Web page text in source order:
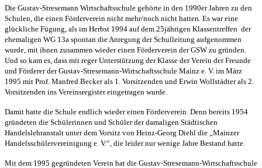
Die Gustav-Stresemann Wirtschaftsschule gehörte in den 1990er Jahren zu den
Schulen, die einen Förderverein nicht mehr/noch nicht hatten. Es war eine
glückliche Fügung, als im Herbst 1994 auf dem 25jährigen Klassentreffen der
ehemaligen WG 13a spontan die Anregung der Schulleitung aufgenommen
wurde, mit ihnen zusammen wieder einen Förderverein der GSW zu gründen.
Und so kam es, dass mit reger Unterstützung der Klasse der Verein der Freunde
und Förderer der Gustav-Stresemann-Wirtschaftsschule Mainz e. V. im März
1995 mit Prof. Manfred Becker als 1. Vorsitzenden und Erwin Wollstädter als 2.
Vorsitzenden ins Vereinsregister eingetragen wurde.
Damit hatte die Schule endlich wieder einen Förderverein. Denn bereits 1954
gründeten die Schülerinnen und Schüler der damaligen Städtischen
Handelslehranstalt unter dem Vorsitz von Heinz-Georg Diehl die „Mainzer
Handelsschülervereinigung e. V.“, die leider nur wenige Jahre Bestand hatte.
Mit dem 1995 gegründeten Verein hat die Gustav-Stresemann-Wirtschaftsschule